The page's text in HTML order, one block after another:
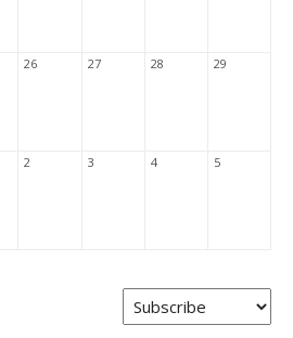
26 27 28 29
2 3 4 5